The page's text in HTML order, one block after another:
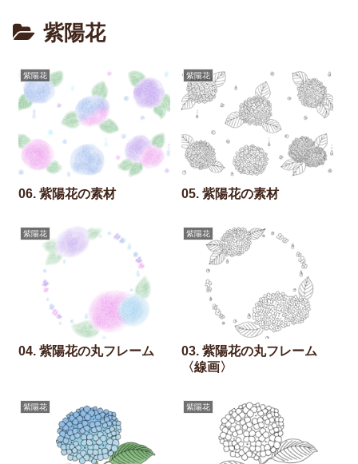
紫陽花
紫陽花
06. 紫陽花の素材
紫陽花
05. 紫陽花の素材
紫陽花
04. 紫陽花の丸フレーム
紫陽花
03. 紫陽花の丸フレーム
〈線画〉
紫陽花 紫陽花